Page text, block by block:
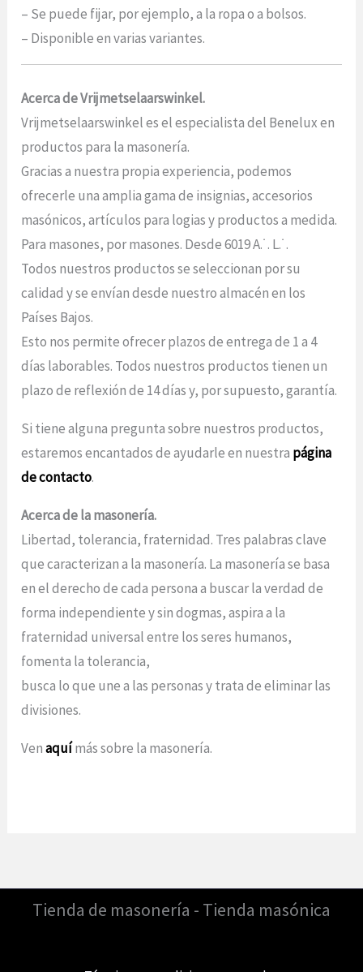
– Se puede fijar, por ejemplo, a la ropa o a bolsos.
– Disponible en varias variantes.
Acerca de Vrijmetselaarswinkel.
Vrijmetselaarswinkel es el especialista del Benelux en
productos para la masonería.
Gracias a nuestra propia experiencia, podemos
ofrecerle una amplia gama de insignias, accesorios
masónicos, artículos para logias y productos a medida.
Para masones, por masones. Desde 6019 A.˙. L.˙.
Todos nuestros productos se seleccionan por su
calidad y se envían desde nuestro almacén en los
Países Bajos.
Esto nos permite ofrecer plazos de entrega de 1 a 4
días laborables. Todos nuestros productos tienen un
plazo de reflexión de 14 días y, por supuesto, garantía.
Si tiene alguna pregunta sobre nuestros productos,
estaremos encantados de ayudarle en nuestra página
de contacto.
Acerca de la masonería.
Libertad, tolerancia, fraternidad. Tres palabras clave
que caracterizan a la masonería. La masonería se basa
en el derecho de cada persona a buscar la verdad de
forma independiente y sin dogmas, aspira a la
fraternidad universal entre los seres humanos,
fomenta la tolerancia,
busca lo que une a las personas y trata de eliminar las
divisiones.
Venaquímás sobre la masonería.
Tienda de masonería - Tienda masónica